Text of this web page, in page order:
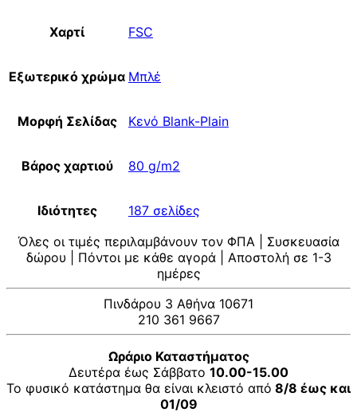
Χαρτί FSC
Εξωτερικό χρώμα Μπλέ
Μορφή Σελίδας Κενό Blank-Plain
Βάρος χαρτιού 80 g/m2
Ιδιότητες
187 σελίδες
Όλες οι τιμές περιλαμβάνουν τον ΦΠΑ | Συσκευασία
δώρου | Πόντοι με κάθε αγορά | Αποστολή σε 1-3
ημέρες
Πινδάρου 3 Αθήνα 10671
210 361 9667
Ωράριο Καταστήματος
Δευτέρα έως Σάββατο 10.00-15.00
Το φυσικό κατάστημα θα είναι κλειστό από 8/8 έως και
01/09